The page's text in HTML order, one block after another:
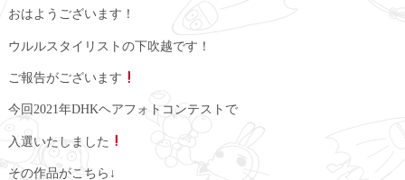
おはようございます！
ウルルスタイリストの下吹越です！
ご報告がございます
今回2021年DHKヘアフォトコンテストで
入選いたしました
その作品がこちら↓